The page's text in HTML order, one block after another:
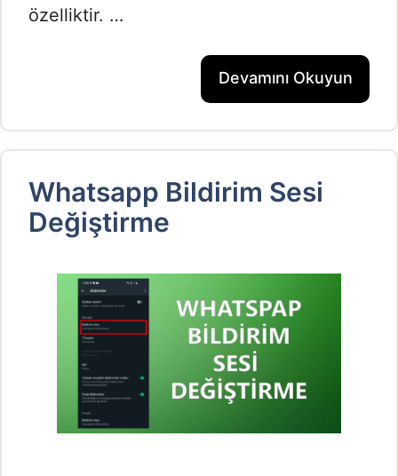
özelliktir. …
Devamını Okuyun
Whatsapp Bildirim Sesi
Değiştirme